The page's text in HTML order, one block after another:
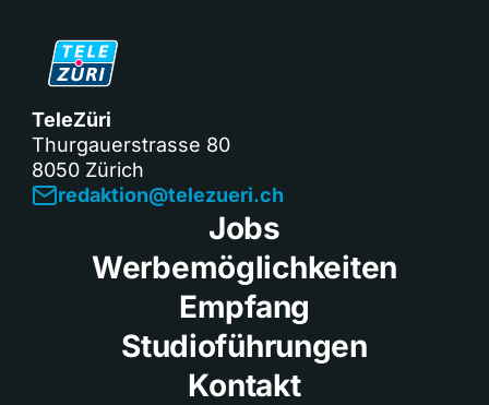
TeleZüri
Thurgauerstrasse 80
8050 Zürich
redaktion@telezueri.ch
Jobs
Werbemöglichkeiten
Empfang
Studioführungen
Kontakt